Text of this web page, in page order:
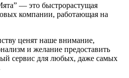
— это быстрорастущая
компании, работающая на
ценят наше внимание,
и желание предоставить
сервис для любых, даже самых